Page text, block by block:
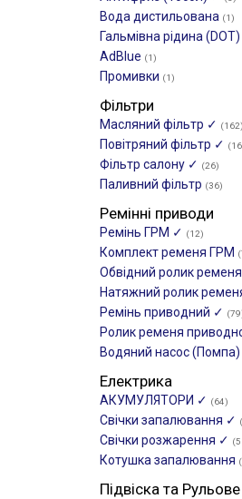
Вода дистильована (1)
Гальмівна рідина (DOT)
AdBlue (1)
Промивки (1)
Фільтри
Масляний фільтр ✓ (162)
Повітряний фільтр ✓
Фільтр салону ✓ (26)
Паливний фільтр (36)
Ремінні приводи
Ремінь ГРМ ✓ (12)
Комплект ременя ГРМ
Обвідний ролик
Натяжний ролик
Ремінь приводний ✓
Ролик ременя
Водяний насос (Помпа)
Електрика
АКУМУЛЯТОРИ ✓ (64)
Свічки запалювання ✓
Свічки розжарення ✓
Котушка запалювання
Підвіска та Рульове